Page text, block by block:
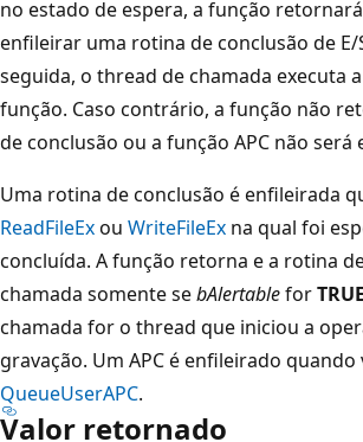
no estado de espera, a função
enfileirar uma rotina de conclusão de E/
seguida, o thread de chamada executa
função. Caso contrário, a função não
de conclusão ou a função APC não será
Uma rotina de conclusão é enfileirada
ReadFileExou WriteFileEx na qual foi
concluída. A função retorna e a rotina
chamada somente sebAlertableforTRUE
chamada for o thread que iniciou a
gravação. Um APC é enfileirado quando
QueueUserAPC.
Valor retornado